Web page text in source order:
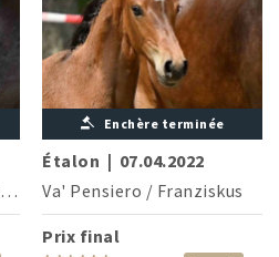
Enchère terminée
Étalon | 07.04.2022
Va' Pensiero / Franziskus
Prix final